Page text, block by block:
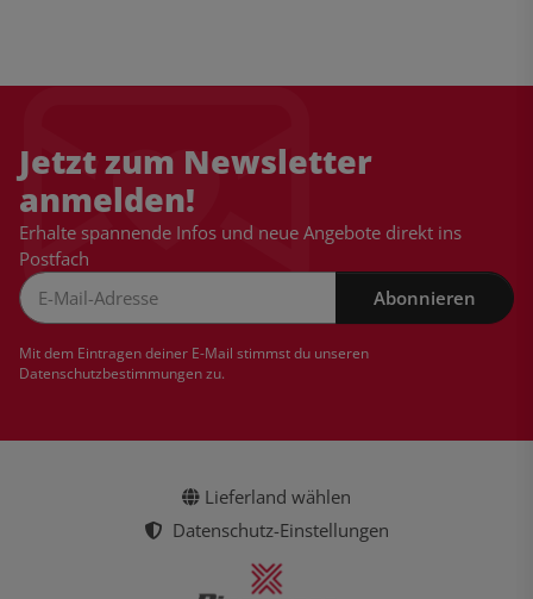
Jetzt zum Newsletter
anmelden!
Erhalte spannende Infos und neue Angebote direkt ins
Postfach
Abonnieren
Mit dem Eintragen deiner E-Mail stimmst du unseren
Datenschutzbestimmungenzu.
Lieferland wählen
Datenschutz-Einstellungen